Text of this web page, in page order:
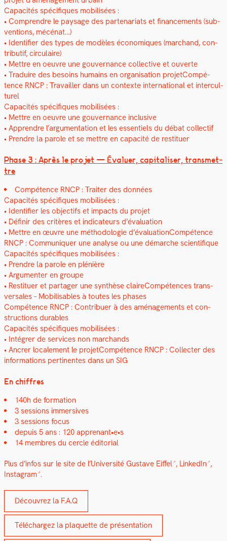
Capac­ités spé­ci­fiques mobil­isées :
• Com­pren­dre le paysage des parte­nar­i­ats et finance­ments (sub­
ven­tions, mécé­nat…)
• Iden­ti­fi­er des types de mod­èles économiques (marc­hand, con­
tribu­tif, cir­cu­laire)
• Met­tre en oeu­vre une gou­ver­nance col­lec­tive et ouverte
• Traduire des besoins humains en organ­i­sa­tion pro­jet­Com­pé­
tence RNCP : Tra­vailler dans un con­texte inter­na­tion­al et inter­cul­
turel
Capac­ités spé­ci­fiques mobil­isées :
• Met­tre en oeu­vre une gou­ver­nance inclu­sive
• Appren­dre l’ar­gu­men­ta­tion et les essen­tiels du débat col­lec­tif
• Pren­dre la parole et se met­tre en capac­ité de restituer
Phase 3 : Après le pro­jet — Éval­uer, cap­i­talis­er, trans­met­
tre
Com­pé­tence RNCP : Traiter des don­nées
Capac­ités spé­ci­fiques mobil­isées :
• Iden­ti­fi­er les objec­tifs et impacts du pro­jet
• Définir des critères et indi­ca­teurs d’évaluation
• Met­tre en œuvre une méthodolo­gie d’évaluationCompétence
RNCP : Com­mu­ni­quer une analyse ou une démarche sci­en­tifique
Capac­ités spé­ci­fiques mobil­isées :
• Pren­dre la parole en plénière
• Argu­menter en groupe
• Restituer et partager une syn­thèse claire­Com­pé­tences trans­
ver­sales – Mobil­is­ables à toutes les phas­es
Com­pé­tence RNCP : Con­tribuer à des amé­nage­ments et con­
struc­tions durables
Capac­ités spé­ci­fiques mobil­isées :
• Inté­gr­er de ser­vices non marchands
• Ancr­er locale­ment le pro­jet­Com­pé­tence RNCP : Col­lecter des
infor­ma­tions per­ti­nentes dans un SIG
En chiffres
140h de for­ma­tion
3 ses­sions immer­sives
3 ses­sions focus
depuis 5 ans : 120 apprenant•e•s
14 mem­bres du cer­cle édi­to­r­i­al
Plus d’in­fos sur le site de l’Université Gus­tave Eif­fel , LinkedIn ,
Insta­gram .
Décou­vrez la F.A.Q
Téléchargez la pla­que­tte de présen­ta­tion